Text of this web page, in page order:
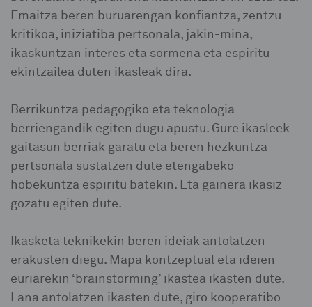
Emaitza beren buruarengan konfiantza, zentzu
kritikoa, iniziatiba pertsonala, jakin-mina,
ikaskuntzan interes eta sormena eta espiritu
ekintzailea duten ikasleak dira.
Berrikuntza pedagogiko eta teknologia
berriengandik egiten dugu apustu. Gure ikasleek
gaitasun berriak garatu eta beren hezkuntza
pertsonala sustatzen dute etengabeko
hobekuntza espiritu batekin. Eta gainera ikasiz
gozatu egiten dute.
Ikasketa teknikekin beren ideiak antolatzen
erakusten diegu. Mapa kontzeptual eta ideien
euriarekin ‘brainstorming’ ikastea ikasten dute.
Lana antolatzen ikasten dute, giro kooperatibo